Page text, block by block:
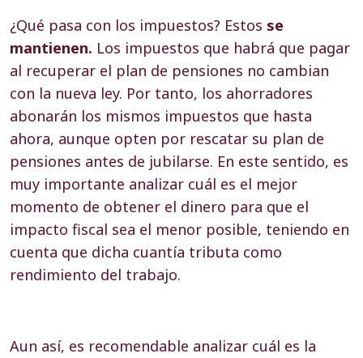
¿Qué pasa con los impuestos? Estos se
mantienen. Los impuestos que habrá que pagar
al recuperar el plan de pensiones no cambian
con la nueva ley. Por tanto, los ahorradores
abonarán los mismos impuestos que hasta
ahora, aunque opten por rescatar su plan de
pensiones antes de jubilarse. En este sentido, es
muy importante analizar cuál es el mejor
momento de obtener el dinero para que el
impacto fiscal sea el menor posible, teniendo en
cuenta que dicha cuantía tributa como
rendimiento del trabajo.
Aun así, es recomendable analizar cuál es la